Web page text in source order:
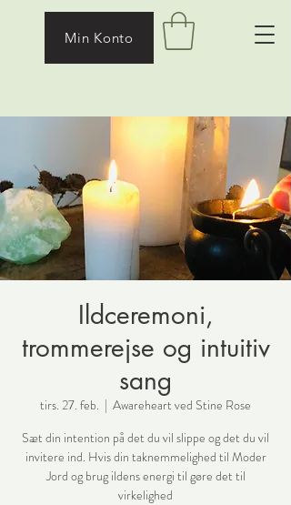
Min Konto
Ildceremoni,
trommerejse og intuitiv
sang
tirs. 27. feb.
  |
Awareheart ved Stine Rose
Sæt din intention på det du vil slippe og det du vil
invitere ind. Hvis din taknemmelighed til Moder
Jord og brug ildens energi til gøre det til
virkelighed